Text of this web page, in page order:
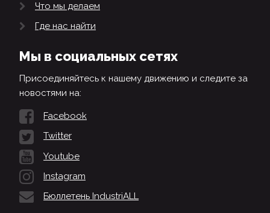
Что мы делаем
Где нас найти
Мы в социальных сетях
Присоединяйтесь к нашему движению и следите за
новостями на:
Facebook
Twitter
Youtube
Instagram
Бюллетень IndustriALL